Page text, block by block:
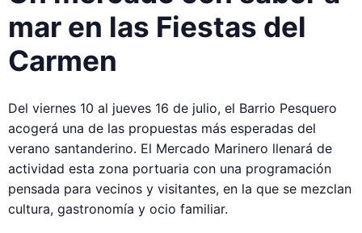
mar en las Fiestas del
Carmen
Del viernes 10 al jueves 16 de julio, el Barrio Pesquero
acogerá una de las propuestas más esperadas del
verano santanderino. El Mercado Marinero llenará de
actividad esta zona portuaria con una programación
pensada para vecinos y visitantes, en la que se mezclan
cultura, gastronomía y ocio familiar.